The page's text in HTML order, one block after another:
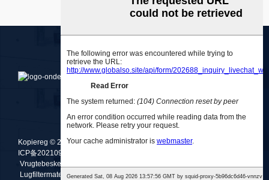
Kopiereg © 2010-2025 Medlong (Guangzhou) Holdings Co., Ltd.
ICP备2021096675号-1
Vrugtebeskermingsstof
Lugfiltermateriaal , smeltgeblaas , Nie-geweef , All Purpose Garden